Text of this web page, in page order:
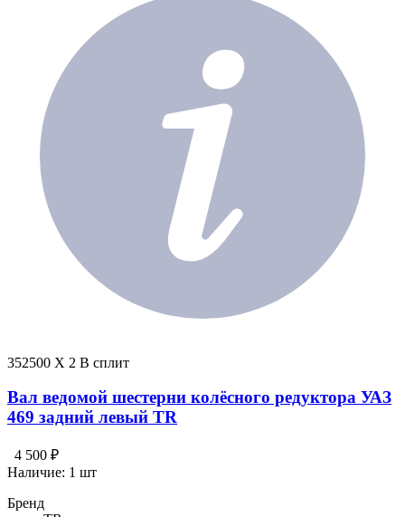
352500 X 2 В сплит
Вал ведомой шестерни колёсного редуктора УАЗ
469 задний левый TR
4 500 ₽
Наличие: 1 шт
Бренд